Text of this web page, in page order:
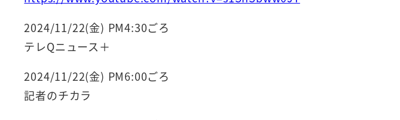
2024/11/22(金) PM4:30ごろ
テレQニュース＋
2024/11/22(金) PM6:00ごろ
記者のチカラ